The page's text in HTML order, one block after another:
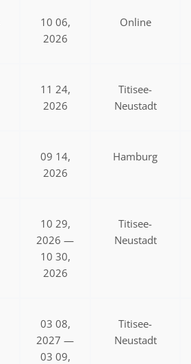
10 06,
2026
Online
11 24,
2026
Titisee-
Neustadt
09 14,
2026
Hamburg
10 29,
2026 —
10 30,
2026
Titisee-
Neustadt
03 08,
2027 —
03 09,
Titisee-
Neustadt